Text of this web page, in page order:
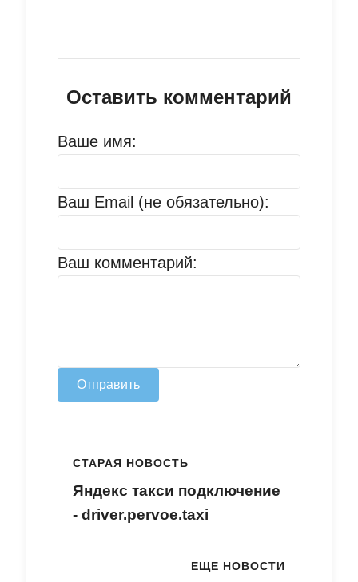
Оставить комментарий
Ваше имя:
Ваш Email (не обязательно):
Ваш комментарий:
Отправить
СТАРАЯ НОВОСТЬ
Яндекс такси подключение
- driver.pervoe.taxi
ЕЩЕ НОВОСТИ